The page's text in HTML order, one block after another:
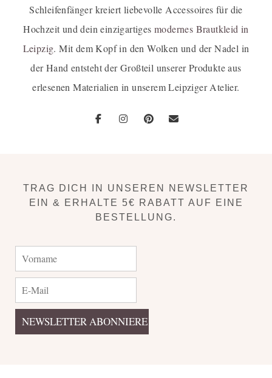
Schleifenfänger kreiert liebevolle Accessoires für die
Hochzeit und dein einzigartiges modernes Brautkleid in
Leipzig. Mit dem Kopf in den Wolken und der Nadel in
der Hand entsteht der Großteil unserer Produkte aus
erlesenen Materialien in unserem Leipziger Atelier.
TRAG DICH IN UNSEREN NEWSLETTER
EIN & ERHALTE 5€ RABATT AUF EINE
BESTELLUNG.